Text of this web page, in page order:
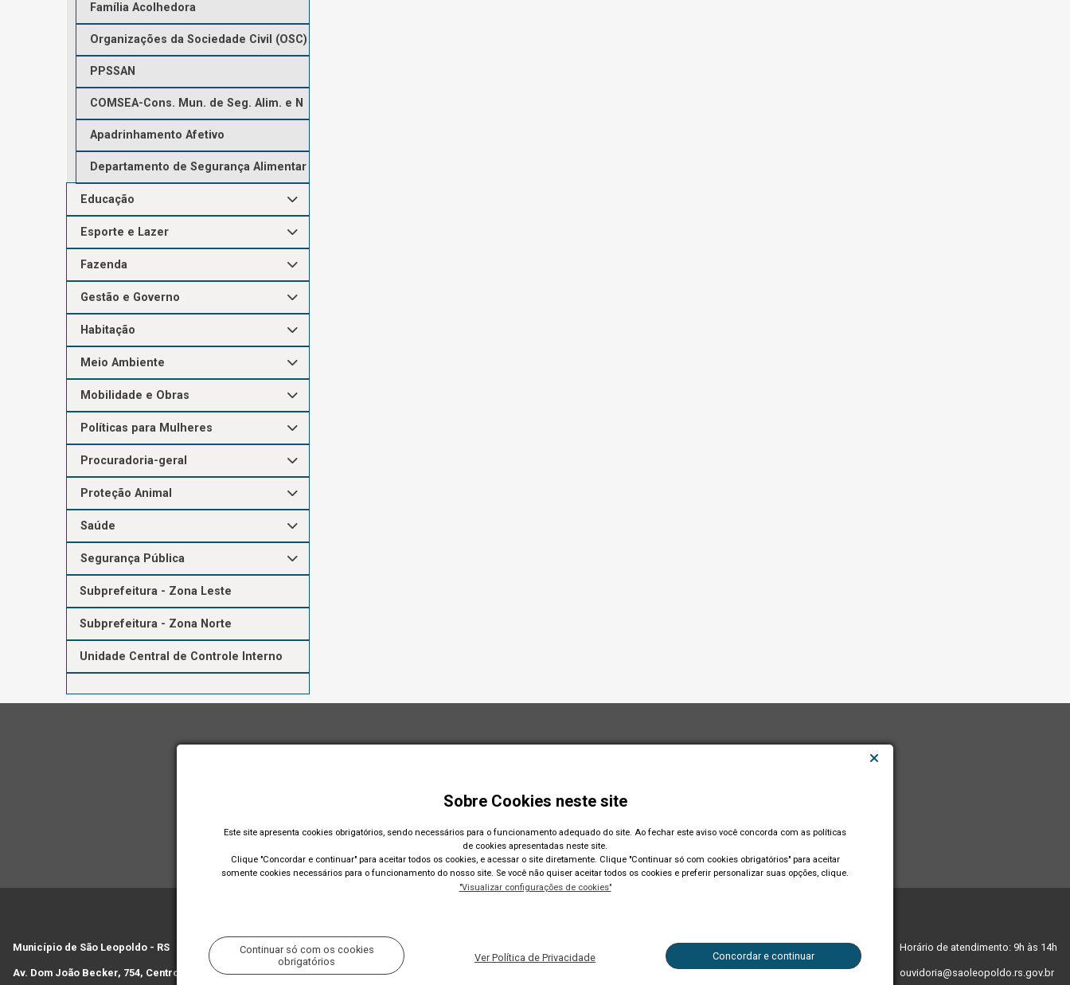
Família Acolhedora
Organizações da Sociedade Civil (OSC)
PPSSAN
COMSEA-Cons. Mun. de Seg. Alim. e N
Apadrinhamento Afetivo
Departamento de Segurança Alimentar
Educação
Esporte e Lazer
Fazenda
Gestão e Governo
Habitação
Meio Ambiente
Mobilidade e Obras
Políticas para Mulheres
Procuradoria-geral
Proteção Animal
Saúde
Segurança Pública
Subprefeitura - Zona Leste
Subprefeitura - Zona Norte
Unidade Central de Controle Interno
Sobre Cookies neste site
Este site apresenta cookies obrigatórios, sendo necessários para o funcionamento adequado do site. Ao fechar este aviso você concorda com as políticas
de cookies apresentadas neste site.
Clique "Concordar e continuar" para aceitar todos os cookies, e acessar o site diretamente. Clique "Continuar só com cookies obrigatórios" para aceitar
somente cookies necessários para o funcionamento do nosso site. Se você não quiser aceitar todos os cookies e preferir personalizar suas opções, clique.
"Visualizar configurações de cookies"
Continuar só com os cookies
obrigatórios
Ver Política de Privacidade Concordar e continuar
Município de São Leopoldo - RS
Av. Dom João Becker, 754, Centro. CEP: 93010-010. Fone: (51) 2200-0201 CNPJ: 89.814.693/0001-60
Horário de atendimento: 9h às 14h
ouvidoria@saoleopoldo.rs.gov.br